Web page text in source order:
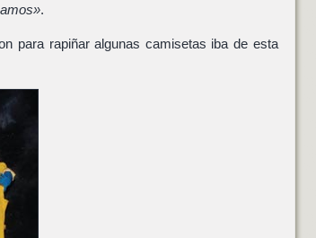
.
para rapiñar algunas camisetas iba de esta